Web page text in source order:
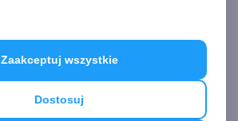
Dostosuj
Zaakceptuj wszystkie
Build 2022: system Microsoft
Store Ads i funkcja Restore
Apps w Windows 11